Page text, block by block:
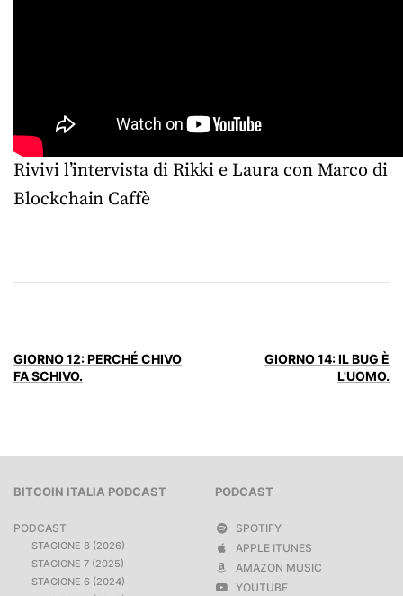
Rivivi l’intervista di Rikki e Laura con Marco di
Blockchain Caffè
GIORNO 12: PERCHÉ CHIVO
FA SCHIVO.
GIORNO 14: IL BUG È
L'UOMO.
BITCOIN ITALIA PODCAST
PODCAST
STAGIONE 8 (2026)
STAGIONE 7 (2025)
STAGIONE 6 (2024)
PODCAST
SPOTIFY
APPLE ITUNES
AMAZON MUSIC
YOUTUBE